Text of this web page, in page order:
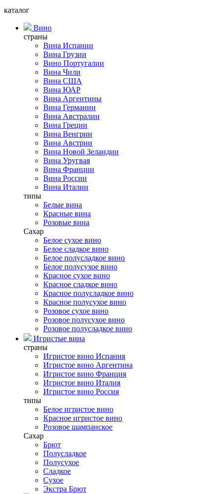
каталог
Вино
страны
Вина Испании
Вина Грузии
Вино Португалии
Вина Чили
Вина США
Вина ЮАР
Вина Аргентины
Вина Германии
Вина Австралии
Вина Греции
Вина Венгрии
Вина Австрии
Вина Новой Зеландии
Вина Уругвая
Вина Франции
Вина России
Вина Италии
типы
Белые вина
Красные вина
Розовые вина
Сахар
Белое сухое вино
Белое сладкое вино
Белое полусладкое вино
Белое полусухое вино
Красное сухое вино
Красное сладкое вино
Красное полусладкое вино
Красное полусухое вино
Розовое сухое вино
Розовое полусухое вино
Розовое полусладкое вино
Игристые вина
страны
Игристое вино Испания
Игристое вино Аргентина
Игристое вино Франция
Игристое вино Италия
Игристое вино Россия
типы
Белое игристое вино
Красное игристое вино
Розовое шампанское
Сахар
Брют
Полусладкое
Полусухое
Сладкое
Сухое
Экстра Брют